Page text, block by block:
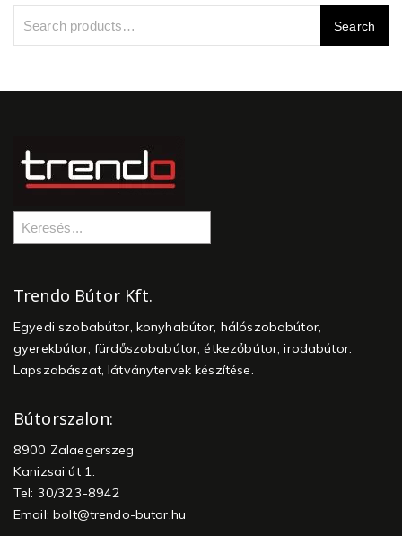
Trendo Bútor Kft.
Egyedi szobabútor, konyhabútor, hálószobabútor,
gyerekbútor, fürdőszobabútor, étkezőbútor, irodabútor.
Lapszabászat, látványtervek készítése.
Bútorszalon:
8900 Zalaegerszeg
Kanizsai út 1.
Tel: 30/323-8942
Email:bolt@trendo-butor.hu